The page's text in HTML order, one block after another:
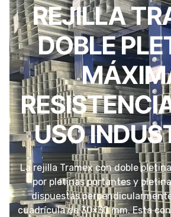
REJILLA
DOBLE
USO
La rejilla Tramex con doble
por pletinas portantes y
dispuestas
cuadrícula de 30×30 mm. Esta